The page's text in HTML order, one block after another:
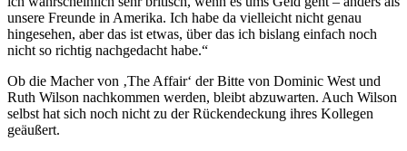
unsere Freunde in Amerika. Ich habe da vielleicht nicht genau
hingesehen, aber das ist etwas, über das ich bislang einfach noch
nicht so richtig nachgedacht habe.“
Ob die Macher von ‚The Affair‘ der Bitte von Dominic West und
Ruth Wilson nachkommen werden, bleibt abzuwarten. Auch Wilson
selbst hat sich noch nicht zu der Rückendeckung ihres Kollegen
geäußert.